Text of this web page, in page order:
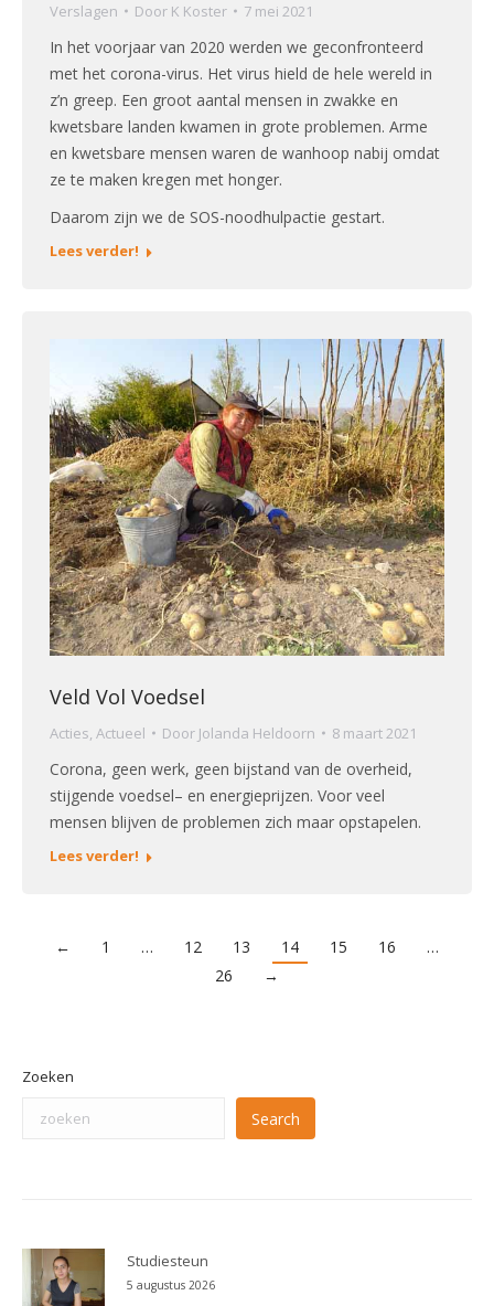
Verslagen Door K Koster 7 mei 2021
In het voorjaar van 2020 werden we geconfronteerd
met het corona-virus. Het virus hield de hele wereld in
z’n greep. Een groot aantal mensen in zwakke en
kwetsbare landen kwamen in grote problemen. Arme
en kwetsbare mensen waren de wanhoop nabij omdat
ze te maken kregen met honger.
Daarom zijn we de SOS-noodhulpactie gestart.
Lees verder!
Veld Vol Voedsel
Acties, Actueel Door Jolanda Heldoorn 8 maart 2021
Corona, geen werk, geen bijstand van de overheid,
stijgende voedsel– en energieprijzen. Voor veel
mensen blijven de problemen zich maar opstapelen.
Lees verder!
← 1 … 12 13 14 15 16
…
26
→
Zoeken
Search
Studiesteun
5 augustus 2026